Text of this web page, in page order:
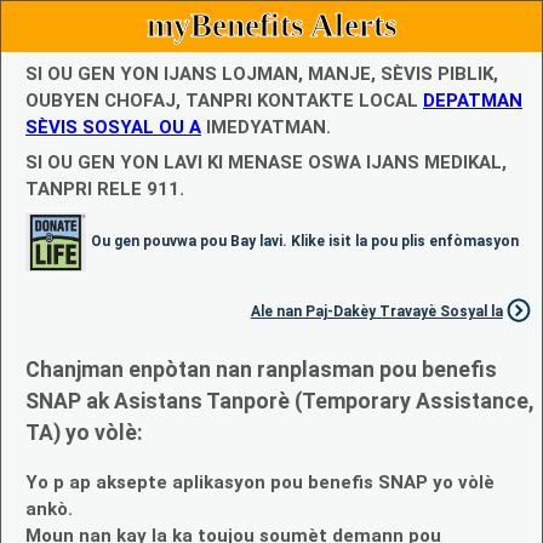
myBenefits Alerts
SI OU GEN YON IJANS LOJMAN, MANJE, SÈVIS PIBLIK,
OUBYEN CHOFAJ, TANPRI KONTAKTE LOCAL DEPATMAN
SÈVIS SOSYAL OU A IMEDYATMAN.
SI OU GEN YON LAVI KI MENASE OSWA IJANS MEDIKAL,
TANPRI RELE 911.
Ou gen pouvwa pou Bay lavi. Klike isit la pou plis enfòmasyon
Ale nan Paj-Dakèy Travayè Sosyal la
Chanjman enpòtan nan ranplasman pou benefis
SNAP ak Asistans Tanporè (Temporary Assistance,
TA) yo vòlè:
Yo p ap aksepte aplikasyon pou benefis SNAP yo vòlè
ankò.
Moun nan kay la ka toujou soumèt demann pou